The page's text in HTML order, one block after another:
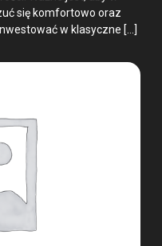
się komfortowo oraz
w klasyczne […]